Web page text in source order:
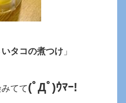
タコの煮つけ 」
てて(ﾟДﾟ)ｳﾏｰ!